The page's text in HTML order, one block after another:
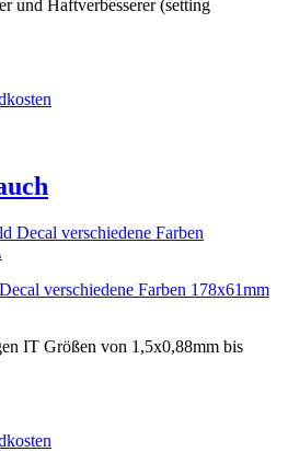
und Haftverbesserer (setting
verschiedene Farben 178x61mm
IT Größen von 1,5x0,88mm bis